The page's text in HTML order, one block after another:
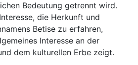
Bedeutung getrennt wird.
die Herkunft und
Betise zu erfahren,
Interesse an der
dem kulturellen Erbe zeigt.